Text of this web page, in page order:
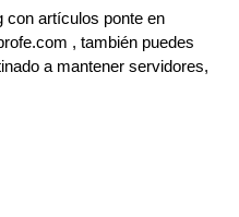
con artículos ponte en
, también puedes
a mantener servidores,